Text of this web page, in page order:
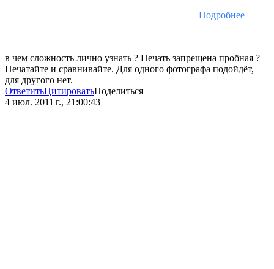
Подробнее
в чем сложность лично узнать ? Печать запрещена пробная ?
Печатайте и сравнивайте. Для одного фотографа подойдёт,
для другого нет.
ОтветитьЦитироватьПоделиться
4 июл. 2011 г., 21:00:43